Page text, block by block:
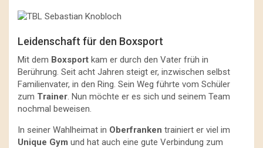
Leidenschaft für den Boxsport
Mit dem Boxsport kam er durch den Vater früh in
Berührung. Seit acht Jahren steigt er, inzwischen selbst
Familienvater, in den Ring. Sein Weg führte vom Schüler
zum Trainer. Nun möchte er es sich und seinem Team
nochmal beweisen.
In seiner Wahlheimat in Oberfranken trainiert er viel im
Unique Gym und hat auch eine gute Verbindung zum